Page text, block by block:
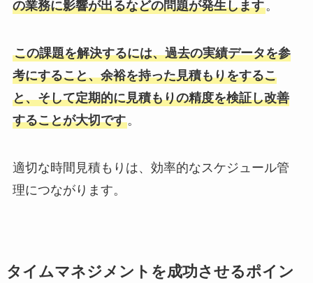
の業務に影響が出るなどの問題が発生します。
この課題を解決するには、過去の実績データを参
考にすること、余裕を持った見積もりをするこ
と、そして定期的に見積もりの精度を検証し改善
することが大切です。
適切な時間見積もりは、効率的なスケジュール管
理につながります。
タイムマネジメントを成功させるポイン